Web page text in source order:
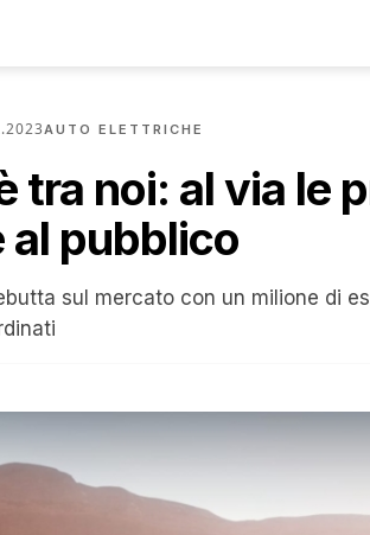
AUTO ELETTRICHE
tra noi: al via le
al pubblico
sul mercato con un milione di